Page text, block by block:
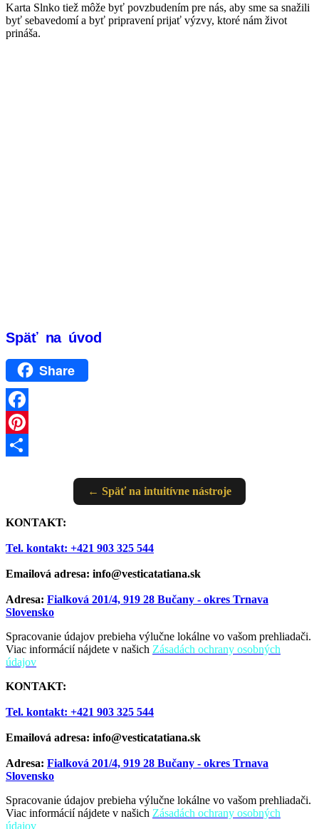
Karta Slnko tiež môže byť povzbudením pre nás, aby sme sa snažili
byť sebavedomí a byť pripravení prijať výzvy, ktoré nám život
prináša.
Späť na úvod
Share
Facebook
Pinterest
← Späť na intuitívne nástroje
KONTAKT:
Tel. kontakt: +421 903 325 544
Emailová adresa: info@vesticatatiana.sk
Adresa: Fialková 201/4, 919 28 Bučany - okres Trnava
Slovensko
Spracovanie údajov prebieha výlučne lokálne vo vašom prehliadači.
Viac informácií nájdete v našich Zásadách ochrany osobných
údajov
KONTAKT:
Tel. kontakt: +421 903 325 544
Emailová adresa: info@vesticatatiana.sk
Adresa: Fialková 201/4, 919 28 Bučany - okres Trnava
Slovensko
Spracovanie údajov prebieha výlučne lokálne vo vašom prehliadači.
Viac informácií nájdete v našich Zásadách ochrany osobných
údajov